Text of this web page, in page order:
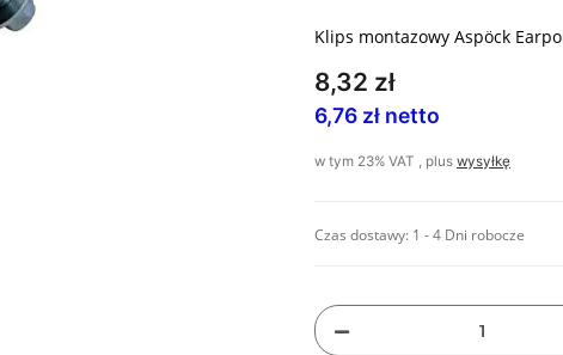
Klips montazowy Aspöck
8,32 zł
6,76 zł netto
w tym 23% VAT , plus wysyłkę
Czas dostawy: 1 - 4 Dni robocze